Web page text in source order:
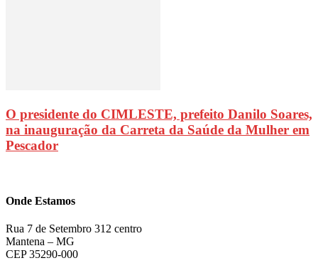
O presidente do CIMLESTE, prefeito Danilo Soares,
na inauguração da Carreta da Saúde da Mulher em
Pescador
Onde Estamos
Rua 7 de Setembro 312 centro
Mantena – MG
CEP 35290-000